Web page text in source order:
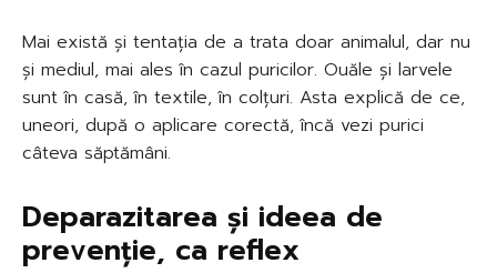
Mai există și tentația de a trata doar animalul, dar nu
și mediul, mai ales în cazul puricilor. Ouăle și larvele
sunt în casă, în textile, în colțuri. Asta explică de ce,
uneori, după o aplicare corectă, încă vezi purici
câteva săptămâni.
Deparazitarea și ideea de
prevenție, ca reflex